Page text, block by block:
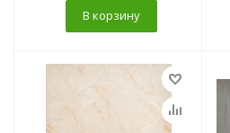
В корзину